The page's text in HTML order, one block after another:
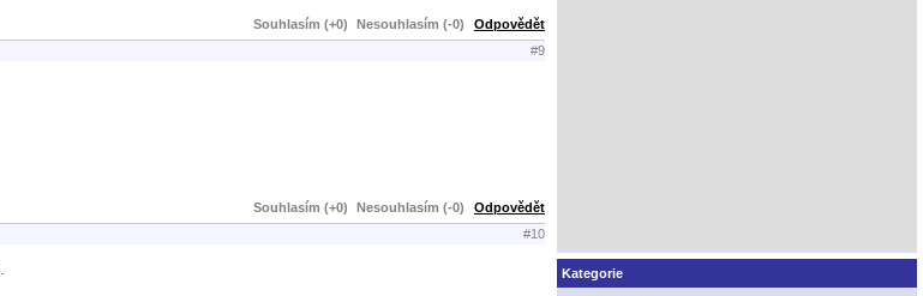
Souhlasím (+0) Nesouhlasím (-0) Odpovědět
#9
Souhlasím (+0) Nesouhlasím (-0) Odpovědět
#10
Kategorie